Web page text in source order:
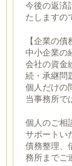
今後の返済
たしますの
【企業の債
中小企業の
会社の資金
続・承継問
個人だけの
当事務所で
個人のご相
サポートい
債務整理、
務所までご